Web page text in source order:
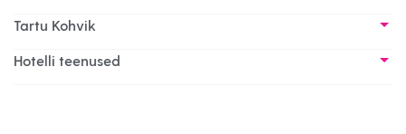
Tartu Kohvik
Hotelli teenused